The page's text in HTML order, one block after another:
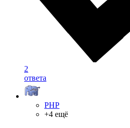
2
ответа
PHP
+4 ещё